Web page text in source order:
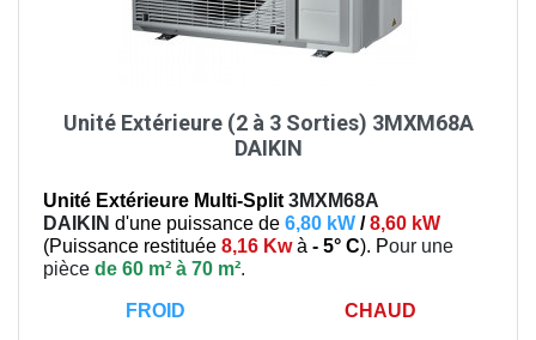
Unité Extérieure (2 à 3 Sorties) 3MXM68A
DAIKIN
Unité Extérieure Multi-Split 3MXM68A
DAIKIN d'une puissance de 6,80 kW /8,60 kW
(Puissance restituée 8,16 Kwà - 5° C). Pour une
pièce de 60 m² à 70 m².
FROID CHAUD